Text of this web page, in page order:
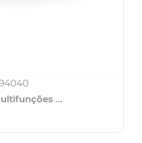
...